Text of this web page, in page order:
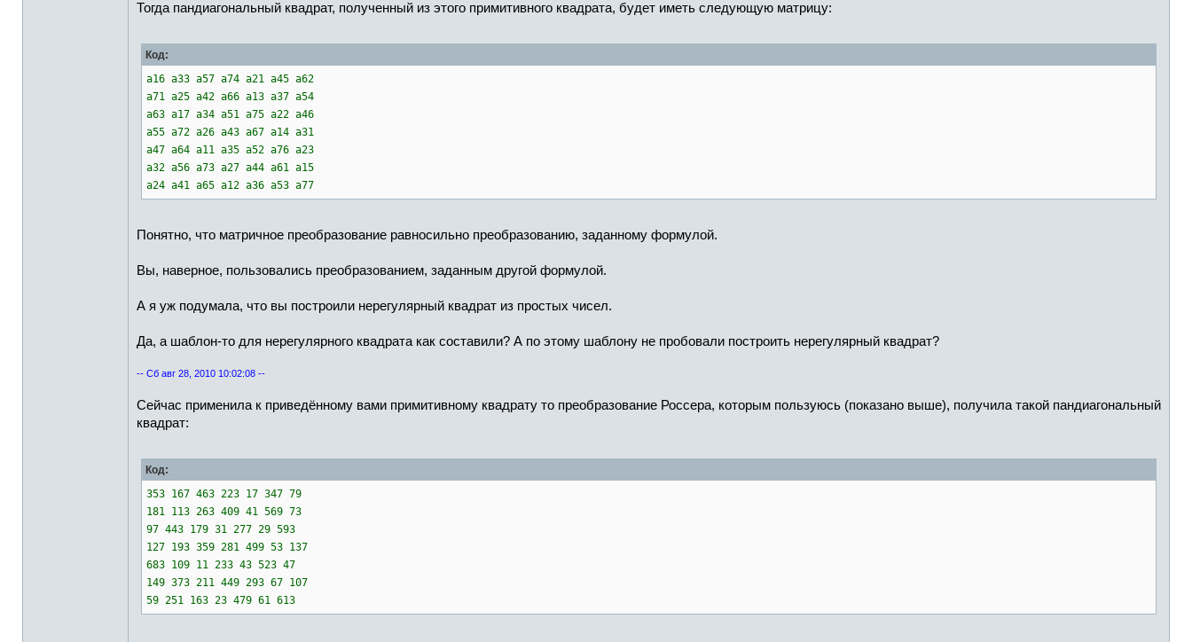
Тогда пандиагональный квадрат, полученный из этого примитивного квадрата, будет иметь следующую матрицу:
Код:
a16 a33 a57 a74 a21 a45 a62
a71 a25 a42 a66 a13 a37 a54
a63 a17 a34 a51 a75 a22 a46
a55 a72 a26 a43 a67 a14 a31
a47 a64 a11 a35 a52 a76 a23
a32 a56 a73 a27 a44 a61 a15
a24 a41 a65 a12 a36 a53 a77
Понятно, что матричное преобразование равносильно преобразованию, заданному формулой.
Вы, наверное, пользовались преобразованием, заданным другой формулой.
А я уж подумала, что вы построили нерегулярный квадрат из простых чисел.
Да, а шаблон-то для нерегулярного квадрата как составили? А по этому шаблону не пробовали построить нерегулярный квадрат?
-- Сб авг 28, 2010 10:02:08 --
Сейчас применила к приведённому вами примитивному квадрату то преобразование Россера, которым пользуюсь (показано выше), получила такой пандиагональный
квадрат:
Код:
353 167 463 223 17 347 79
181 113 263 409 41 569 73
97 443 179 31 277 29 593
127 193 359 281 499 53 137
683 109 11 233 43 523 47
149 373 211 449 293 67 107
59 251 163 23 479 61 613